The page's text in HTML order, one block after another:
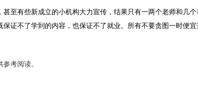
有些新成立的小机构大力宣传，结果只有一两个老师和几个
证不了学到的内容，也保证不了就业。所有不要贪图一时便
考阅读。